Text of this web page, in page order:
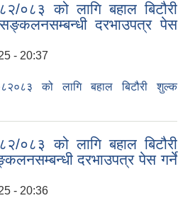
०८३ को लागि बहाल बिटौरी
दरभाउपत्र पेस
- 20:37
को लागि बहाल बिटौरी शुल्क
०८३ को लागि बहाल बिटौरी
दरभाउपत्र पेस गर्ने
- 20:36